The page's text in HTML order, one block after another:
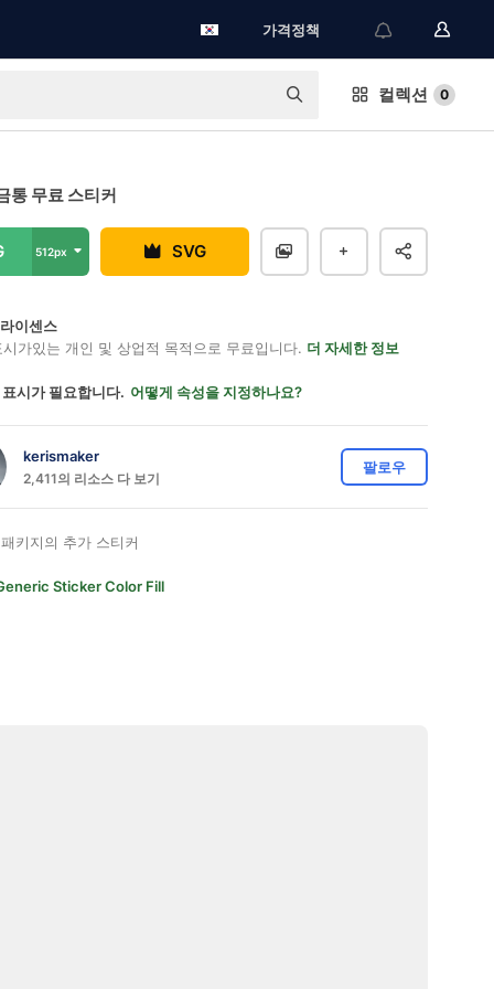
가격정책
컬렉션 0
통 무료 스티커
512px SVG
이센스
가있는 개인 및 상업적 목적으로 무료입니다. 더 자세한 정보
시가 필요합니다. 어떻게 속성을 지정하나요?
kerismaker
2,411의 리소스 다 보기
팔로우
키지의 추가 스티커
Sticker Color Fill